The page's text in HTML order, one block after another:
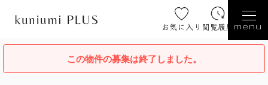
お気に入り 閲覧履歴 menu
この物件の募集は終了しました。